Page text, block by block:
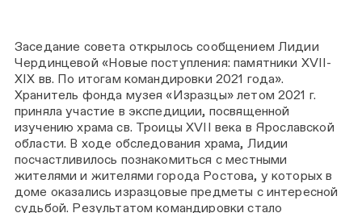
Заседание совета открылось сообщением Лидии
Чердинцевой «Новые поступления: памятники XVII-
XIX вв. По итогам командировки 2021 года».
Хранитель фонда музея «Изразцы» летом 2021 г.
приняла участие в экспедиции, посвященной
изучению храма св. Троицы XVII века в Ярославской
области. В ходе обследования храма, Лидии
посчастливилось познакомиться с местными
жителями и жителями города Ростова, у которых в
доме оказались изразцовые предметы с интересной
судьбой. Результатом командировки стало